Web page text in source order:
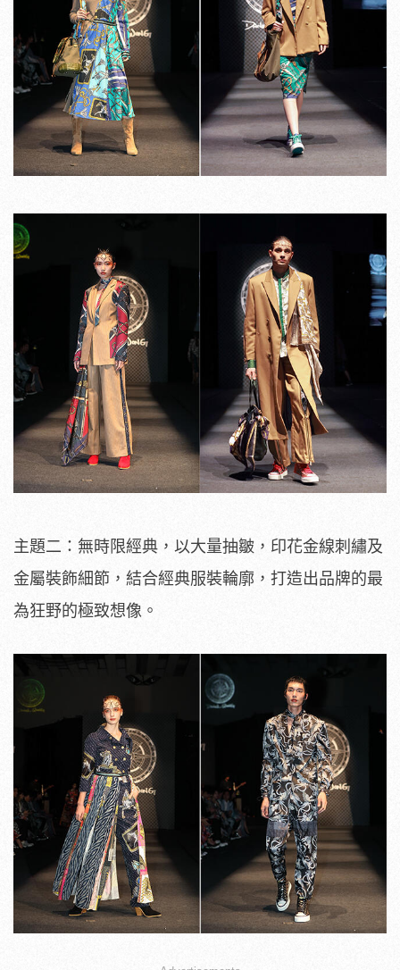
主題二：無時限經典，以大量抽皺，印花金線刺繡及
金屬裝飾細節，結合經典服裝輪廓，打造出品牌的最
為狂野的極致想像。